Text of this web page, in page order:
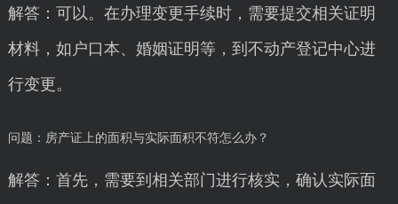
解答：可以。在办理变更手续时，需要提交相关证明
材料，如户口本、婚姻证明等，到不动产登记中心进
行变更。
问题：房产证上的面积与实际面积不符怎么办？
解答：首先，需要到相关部门进行核实，确认实际面